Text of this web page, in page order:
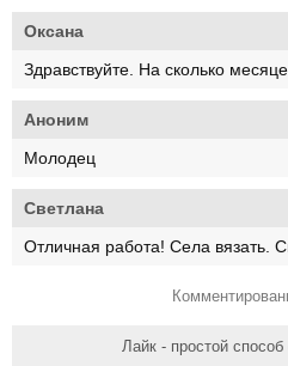
Оксана
Здравствуйте. На сколько
Аноним
Молодец
Светлана
Отличная работа! Села вязать.
Лайк - простой способ